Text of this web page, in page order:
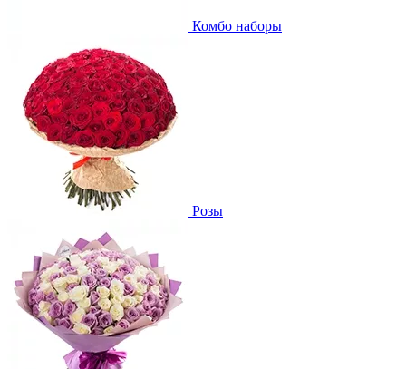
Комбо наборы
Розы